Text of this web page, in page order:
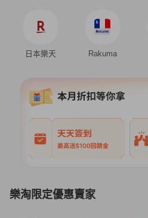
日本樂天 Rakuma
樂淘限定優惠賣家